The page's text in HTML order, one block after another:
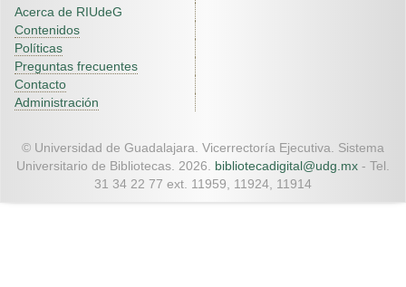
Acerca de RIUdeG
Contenidos
Políticas
Preguntas frecuentes
Contacto
Administración
© Universidad de Guadalajara. Vicerrectoría Ejecutiva. Sistema
Universitario de Bibliotecas. 2026. bibliotecadigital@udg.mx - Tel.
31 34 22 77 ext. 11959, 11924, 11914